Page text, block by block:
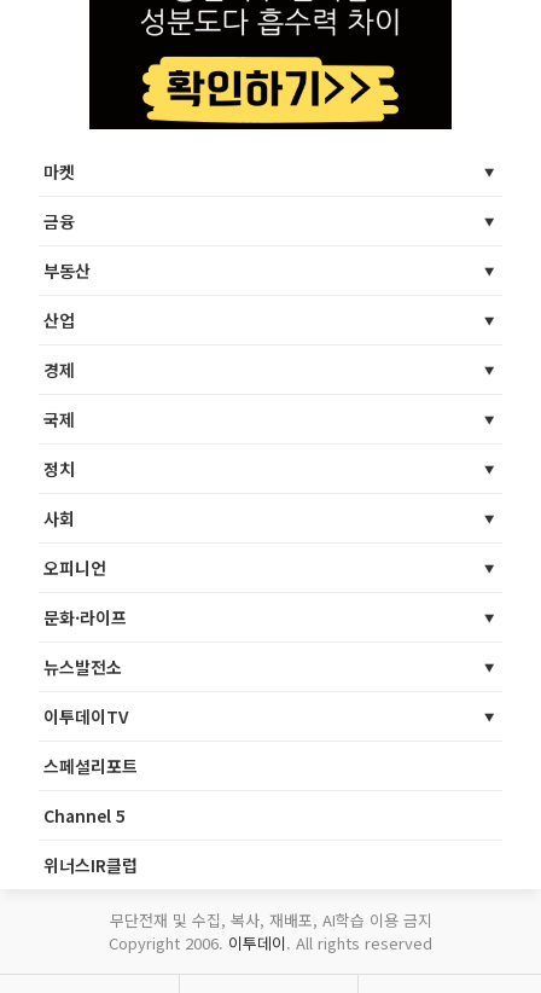
마켓
금융
부동산
산업
경제
국제
정치
사회
오피니언
문화·라이프
뉴스발전소
이투데이TV
스페셜리포트
Channel 5
위너스IR클럽
무단전재 및 수집, 복사, 재배포, AI학습 이용 금지
Copyright 2006. 이투데이. All rights reserved